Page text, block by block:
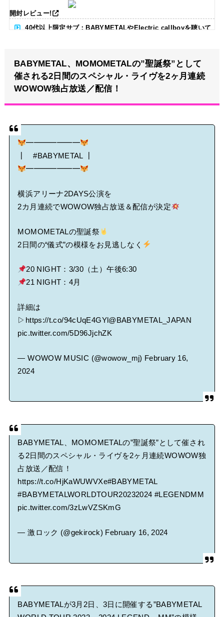
開封レビュー!
40代以上限定サブ：BABYMETALやElectric callboyを聴いて
BABYMETAL「CANNONBALL外伝」グッズ販売決定
タワーレコード新宿店にてBABYMETALのパネル展が開催中
BABYMETAL、MOMOMETALの”聖誕祭”として
催される2日間のスペシャル・ライヴを2ヶ月連続
WOWOW独占放送／配信！
━━━━━━━
┃#BABYMETAL┃
━━━━━━━
横浜アリーナ2DAYS公演を
2カ月連続でWOWOW独占放送＆配信が決定
MOMOMETALの聖誕祭
2日間の“儀式”の模様をお見逃しなく
20 NIGHT：3/30（土）午後6:30
21 NIGHT：4月
詳細は
▷ https://t.co/94cUqE4GYl @BABYMETAL_JAPAN
pic.twitter.com/5D96JjchZK
— WOWOW MUSIC (@wowow_mj) February 16,
2024
BABYMETAL、MOMOMETALの”聖誕祭”として催され
る2日間のスペシャル・ライヴを2ヶ月連続WOWOW独
占放送／配信！
https://t.co/HjKaWUWVXe#BABYMETAL
#BABYMETALWORLDTOUR20232024 #LEGENDMM
pic.twitter.com/3zLwVZSKmG
— 激ロック (@gekirock) February 16, 2024
BABYMETALが3月2日、3日に開催する”BABYMETAL